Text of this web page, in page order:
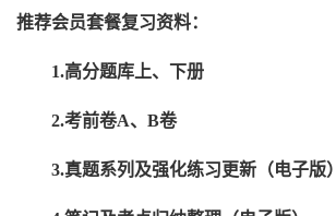
推荐会员套餐复习资料：
1.高分题库上、下册
2.考前卷A、B卷
3.真题系列及强化练习更新（电子版）